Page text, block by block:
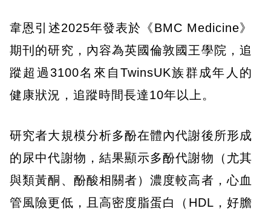
韋恩引述2025年發表於《BMC Medicine》
期刊的研究，內容為英國倫敦國王學院，追
蹤超過3100名來自TwinsUK族群成年人的
健康狀況，追蹤時間長達10年以上。
研究者大規模分析多酚在體內代謝後所形成
的尿中代謝物，結果顯示多酚代謝物（尤其
與類黃酮、酚酸相關者）濃度較高者，心血
管風險更低，且高密度脂蛋白（HDL，好膽